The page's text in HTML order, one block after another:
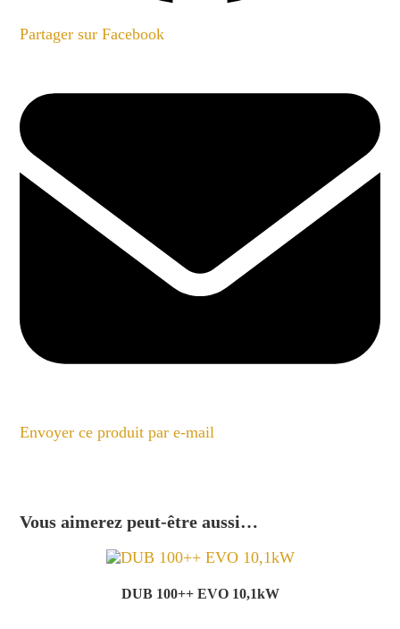
Partager sur Facebook
new
window
Envoyer ce produit par e-mail
Vous aimerez peut-être aussi…
DUB 100++ EVO 10,1kW